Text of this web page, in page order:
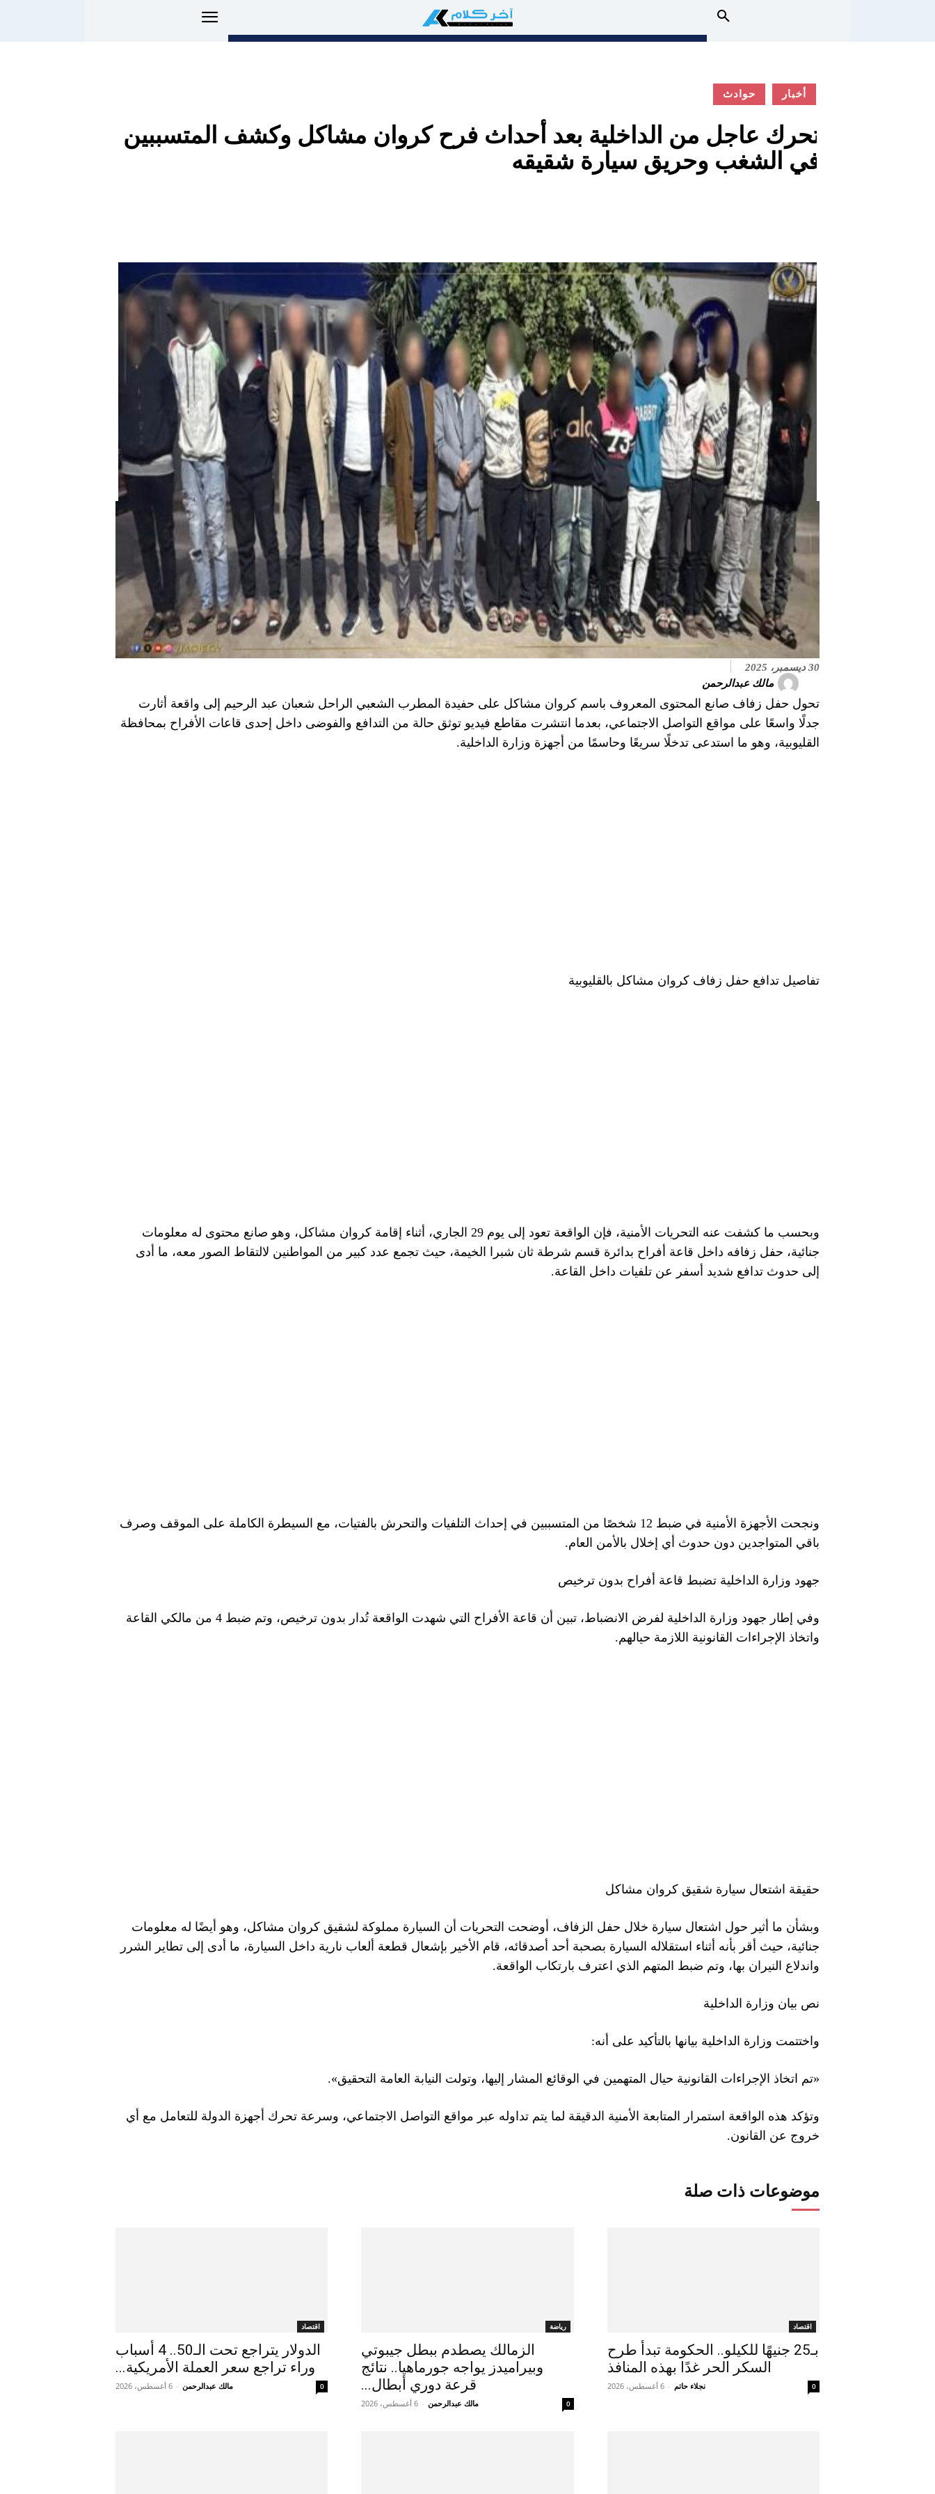
أخبار حوادث
تحرك عاجل من الداخلية بعد أحداث فرح كروان مشاكل وكشف المتسببين
في الشغب وحريق سيارة شقيقه
30 ديسمبر، 2025
مالك عبدالرحمن
تحول حفل زفاف صانع المحتوى المعروف باسم كروان مشاكل على حفيدة المطرب الشعبي الراحل شعبان عبد الرحيم إلى واقعة أثارت
جدلًا واسعًا على مواقع التواصل الاجتماعي، بعدما انتشرت مقاطع فيديو توثق حالة من التدافع والفوضى داخل إحدى قاعات الأفراح بمحافظة
القليوبية، وهو ما استدعى تدخلًا سريعًا وحاسمًا من أجهزة وزارة الداخلية.
تفاصيل تدافع حفل زفاف كروان مشاكل بالقليوبية
وبحسب ما كشفت عنه التحريات الأمنية، فإن الواقعة تعود إلى يوم 29 الجاري، أثناء إقامة كروان مشاكل، وهو صانع محتوى له معلومات
جنائية، حفل زفافه داخل قاعة أفراح بدائرة قسم شرطة ثان شبرا الخيمة، حيث تجمع عدد كبير من المواطنين لالتقاط الصور معه، ما أدى
إلى حدوث تدافع شديد أسفر عن تلفيات داخل القاعة.
ونجحت الأجهزة الأمنية في ضبط 12 شخصًا من المتسببين في إحداث التلفيات والتحرش بالفتيات، مع السيطرة الكاملة على الموقف وصرف
باقي المتواجدين دون حدوث أي إخلال بالأمن العام.
جهود وزارة الداخلية تضبط قاعة أفراح بدون ترخيص
وفي إطار جهود وزارة الداخلية لفرض الانضباط، تبين أن قاعة الأفراح التي شهدت الواقعة تُدار بدون ترخيص، وتم ضبط 4 من مالكي القاعة
واتخاذ الإجراءات القانونية اللازمة حيالهم.
حقيقة اشتعال سيارة شقيق كروان مشاكل
وبشأن ما أثير حول اشتعال سيارة خلال حفل الزفاف، أوضحت التحريات أن السيارة مملوكة لشقيق كروان مشاكل، وهو أيضًا له معلومات
جنائية، حيث أقر بأنه أثناء استقلاله السيارة بصحبة أحد أصدقائه، قام الأخير بإشعال قطعة ألعاب نارية داخل السيارة، ما أدى إلى تطاير الشرر
واندلاع النيران بها، وتم ضبط المتهم الذي اعترف بارتكاب الواقعة.
نص بيان وزارة الداخلية
واختتمت وزارة الداخلية بيانها بالتأكيد على أنه:
«تم اتخاذ الإجراءات القانونية حيال المتهمين في الوقائع المشار إليها، وتولت النيابة العامة التحقيق».
وتؤكد هذه الواقعة استمرار المتابعة الأمنية الدقيقة لما يتم تداوله عبر مواقع التواصل الاجتماعي، وسرعة تحرك أجهزة الدولة للتعامل مع أي
خروج عن القانون.
موضوعات ذات صلة
اقتصاد
الدولار يتراجع تحت الـ50.. 4 أسباب
وراء تراجع سعر العملة الأمريكية...
مالك عبدالرحمن - 6 أغسطس، 2026 0
رياضة
الزمالك يصطدم ببطل جيبوتي
وبيراميدز يواجه جورماهيا.. نتائج
قرعة دوري أبطال...
مالك عبدالرحمن - 6 أغسطس، 2026 0
اقتصاد
بـ25 جنيهًا للكيلو.. الحكومة تبدأ طرح
السكر الحر غدًا بهذه المنافذ
نجلاء حاتم - 6 أغسطس، 2026 0